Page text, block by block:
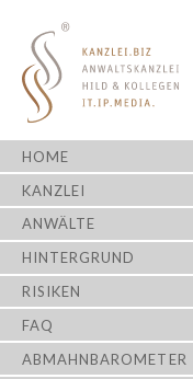
HOME
KANZLEI
ANWÄLTE
HINTERGRUND
RISIKEN
FAQ
ABMAHNBAROMETER